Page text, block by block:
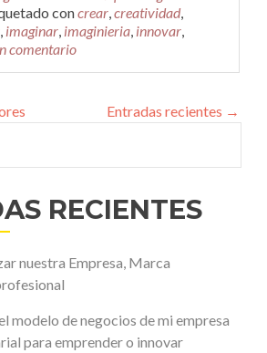
concrear,creatividad,
, imaginar, imaginieria, innovar,
comentario
Entradas recientes →
RECIENTES
nuestra Empresa, Marca
modelo de negocios de mi empresa
para emprender o innovar